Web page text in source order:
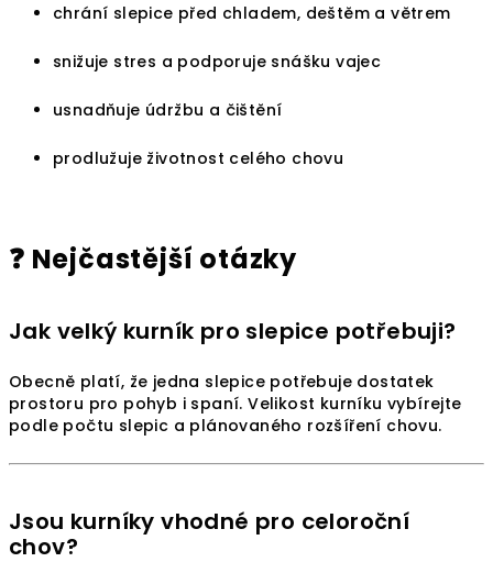
chrání slepice před chladem, deštěm a větrem
snižuje stres a podporuje snášku vajec
usnadňuje údržbu a čištění
prodlužuje životnost celého chovu
❓ Nejčastější otázky
Jak velký kurník pro slepice potřebuji?
Obecně platí, že jedna slepice potřebuje dostatek
prostoru pro pohyb i spaní. Velikost kurníku vybírejte
podle počtu slepic a plánovaného rozšíření chovu.
Jsou kurníky vhodné pro celoroční
chov?